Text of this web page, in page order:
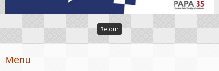
Retour
Menu